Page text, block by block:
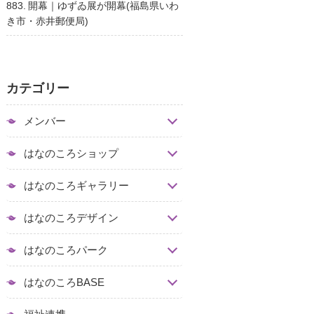
883. 開幕｜ゆずゐ展が開幕(福島県いわ
き市・赤井郵便局)
カテゴリー
メンバー
はなのころショップ
はなのころギャラリー
はなのころデザイン
はなのころパーク
はなのころBASE